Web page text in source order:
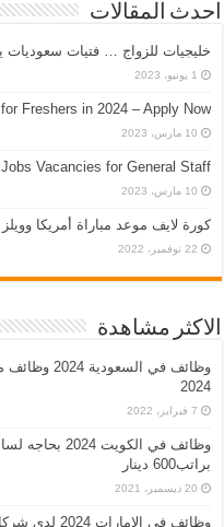
احدث المقالات
خليجيات للزواج … فتيات
1 يونيو، 2023
Freshers in 2024 – Apply Now
10 مارس، 2023
Vacancies for General Staff
10 مارس، 2023
كورة لايف موعد مباراة أمريكا وويلز
22 نوفمبر، 2022
الاكثر مشاهدة
وظائف في
2024
7 فبراير، 2022
وظائف في
براتب600 دينار
20 ديسمبر، 2021
وظائف في